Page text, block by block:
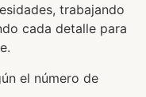
trabajando
cada detalle para
el número de